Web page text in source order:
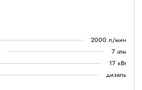
2000 л/мин
7 атм
17 кВт
дизель